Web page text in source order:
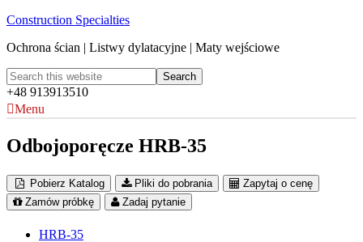
Construction Specialties
Ochrona ścian | Listwy dylatacyjne | Maty wejściowe
+48 913913510
Menu
Odbojoporęcze HRB-35
Pobierz Katalog Pliki do pobrania
Zapytaj o cenę
Zamów próbkę
Zadaj pytanie
HRB-35